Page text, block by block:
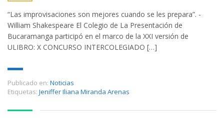
“Las improvisaciones son mejores cuando se les prepara”. -
William Shakespeare El Colegio de La Presentación de
Bucaramanga participó en el marco de la XXI versión de
ULIBRO: X CONCURSO INTERCOLEGIADO […]
Publicado en: Noticias
Etiquetas: Jeniffer Iliana Miranda Arenas